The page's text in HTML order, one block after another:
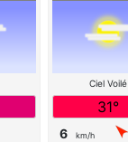
Ciel Voilé
31°
6 km/h